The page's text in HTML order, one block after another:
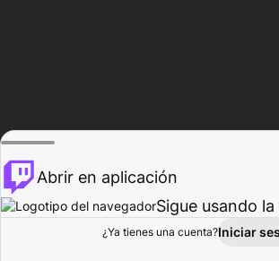
Explorar Actividad
Abrir en aplicación
Sigue usando
¿Ya tienes una cuenta?Iniciar